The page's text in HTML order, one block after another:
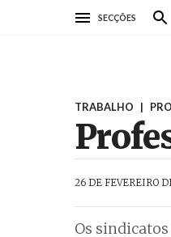
SECÇÕES
TRABALHO |
26 DE FEVEREIRO
Os